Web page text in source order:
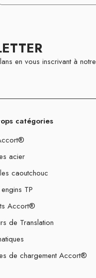
en vous inscrivant à notre
catégories
acier
caoutchouc
TP
Accort®
de Translation
de chargement Accort®